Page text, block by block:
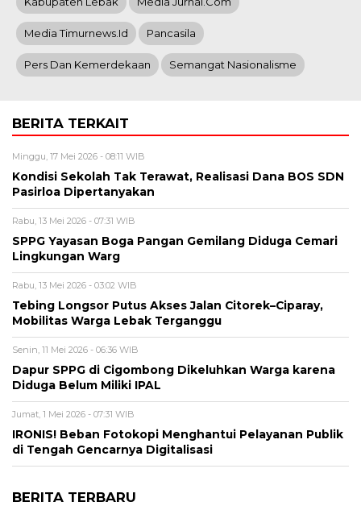
Media Timurnews.id Pancasila
Pers Dan Kemerdekaan Semangat Nasionalisme
BERITA TERKAIT
Minggu, 17 Mei 2026 - 08:11 WIB
Kondisi Sekolah Tak Terawat, Realisasi Dana BOS SDN
Pasirloa Dipertanyakan
Rabu, 13 Mei 2026 - 07:31 WIB
SPPG Yayasan Boga Pangan Gemilang Diduga Cemari
Lingkungan Warg
Rabu, 13 Mei 2026 - 03:02 WIB
Tebing Longsor Putus Akses Jalan Citorek–Ciparay,
Mobilitas Warga Lebak Terganggu
Senin, 11 Mei 2026 - 06:36 WIB
Dapur SPPG di Cigombong Dikeluhkan Warga karena
Diduga Belum Miliki IPAL
Jumat, 1 Mei 2026 - 07:31 WIB
IRONIS! Beban Fotokopi Menghantui Pelayanan Publik
di Tengah Gencarnya Digitalisasi
BERITA TERBARU